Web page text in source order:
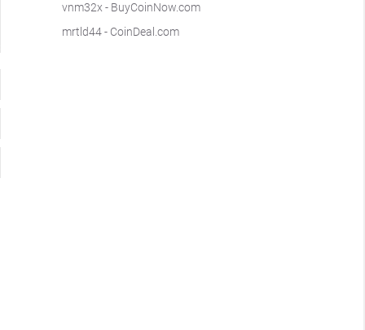
vnm32x - BuyCoinNow.com
mrtld44- CoinDeal.com